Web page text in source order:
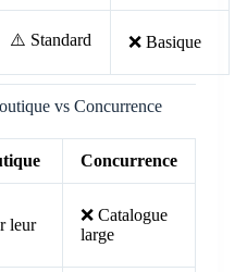
⚠️ Standard ❌ Basique
vs Concurrence
Concurrence
leur
❌ Catalogue
large